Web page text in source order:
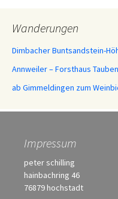
Wanderungen
Dimbacher Buntsandstein-
Annweiler – Forsthaus
ab Gimmeldingen zum
Impressum
peter schilling
hainbachring 46
76879 hochstadt